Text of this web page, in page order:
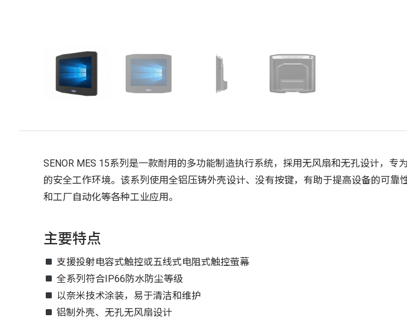
SENOR MES 15系列是一款耐用的多功能制造执行系统，採用无风扇和无孔设计，
的安全工作环境。该系列使用全铝压铸外壳设计、没有按键，有助于提高设备的可
和工厂自动化等各种工业应用。
主要特点
支援投射电容式触控或五线式电阻式触控萤幕
全系列符合IP66防水防尘等级
以奈米技术涂装，易于清洁和维护
铝制外壳、无孔无风扇设计